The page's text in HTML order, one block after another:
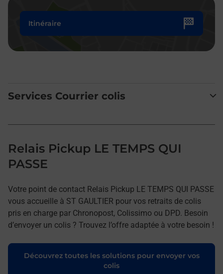
Itinéraire
Services Courrier colis
Relais Pickup LE TEMPS QUI
PASSE
Votre point de contact Relais Pickup LE TEMPS QUI PASSE
vous accueille à ST GAULTIER pour vos retraits de colis
pris en charge par Chronopost, Colissimo ou DPD. Besoin
d’envoyer un colis ? Trouvez l’offre adaptée à votre besoin !
Découvrez toutes les solutions pour envoyer vos
colis